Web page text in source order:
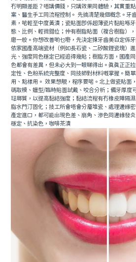
冇明顯差距？唔講價錢，只講效果同體驗，其實重
案、醫生手工同流程控制。 先搞清楚幾個概念。牙
素，啱輕至中度黃漬；瓷貼面即係超薄瓷片黏貼喺
態、比例、輕微錯位；仲有樹脂貼面（複合樹脂）
磨一般。你想改善啲乜嘢，先決定揀牙齒美白定係
依家國產高端瓷材（例如長石瓷、二矽酸鋰瓷塊）
光、強度同色穩定已經追得幾貼；樹脂方面，國產
色都會有差異，但未必大到一眼睇得出。真真正正
定性、色粉系統完整度、同技師對材料嘅掌握。簡
用、點樣用。 效果想靚，程序要啱。北上做瓷貼面
碼取模、蠟型/臨時貼面試戴、咬合分析；備牙厚度
琺瑯質，以提高黏結強度；黏結流程有冇橡皮障隔
脂水門汀固化；技工所會唔會分層堆瓷、處理邊緣
產定進口，都可能出現色差、崩角、滲色同邊緣發
穩定、抗染色，咖啡茶漬